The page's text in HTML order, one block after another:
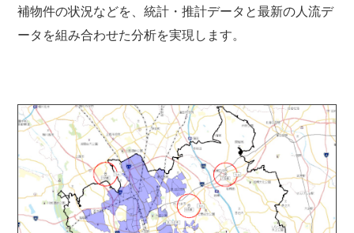
補物件の状況などを、統計・推計データと最新の人流デ
ータを組み合わせた分析を実現します。